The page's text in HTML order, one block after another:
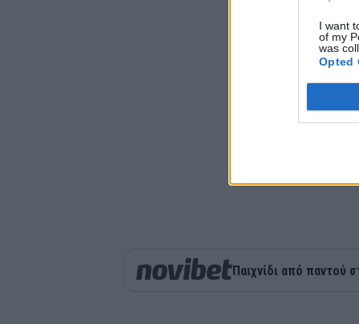
I want
of my
was
Opted
Παιχνίδι από παντού